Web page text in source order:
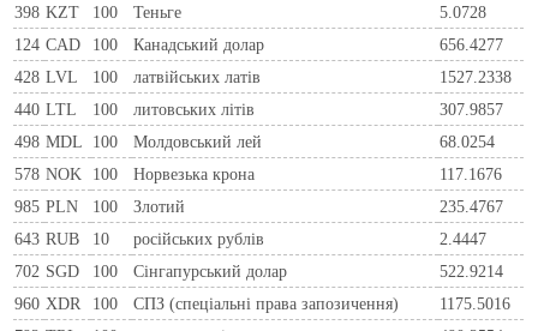
398 KZT 100 Теньге
5.0728
124 CAD 100 Канадський долар
656.4277
428 LVL 100 латвійських латів
1527.2338
440 LTL 100 литовських літів
307.9857
498 MDL 100 Молдовський лей
68.0254
578 NOK 100 Норвезька крона
117.1676
985 PLN 100 Злотий
235.4767
643 RUB 10 російських рублів
2.4447
702 SGD 100 Сінгапурський долар
522.9214
960 XDR 100 СПЗ (спеціальні права запозичення)
1175.5016